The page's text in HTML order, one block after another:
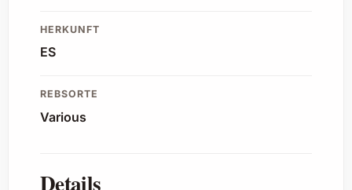
HERKUNFT
ES
REBSORTE
Various
Details